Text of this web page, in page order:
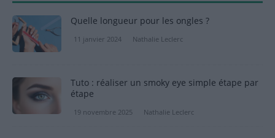
Quelle longueur pour les ongles ?
11 janvier 2024 Nathalie Leclerc
Tuto : réaliser un smoky eye simple étape par
étape
19 novembre 2025 Nathalie Leclerc